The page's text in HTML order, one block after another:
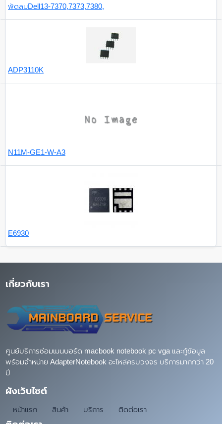
พัดลมDell13-7370,7373,7380,
ADP3110K
N11M-GE1-W-A3
E6930
เกี่ยวกับเรา
ศูนย์บริการซ่อมเมนบอร์ด macbook notebook pc vga และกู้ข้อมูล
พร้อมจำหน่าย AdapterNotebook อะไหล่ครบวงจร บริการมากกว่า 20
ปี
ผังเว็บไซต์
หน้าแรก สินค้า บริการ ติดต่อเรา